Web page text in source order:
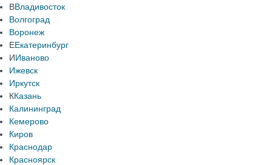
ВВладивосток
Волгоград
Воронеж
ЕЕкатеринбург
ИИваново
Ижевск
Иркутск
ККазань
Калининград
Кемерово
Киров
Краснодар
Красноярск